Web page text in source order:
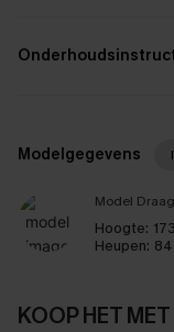
Modelgegevens
Model
Hoogte:
Heupen:
KOOP HET MET